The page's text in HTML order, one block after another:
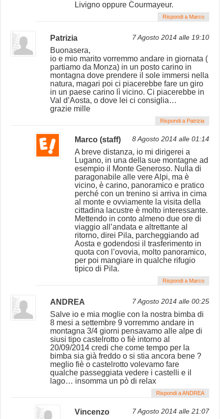
Livigno oppure Courmayeur.
Rispondi a Marco
Patrizia 7 Agosto 2014 alle 19:10
Buonasera,
io e mio marito vorremmo andare in giornata (
partiamo da Monza) in un posto carino in
montagna dove prendere il sole immersi nella
natura, magari poi ci piacerebbe fare un giro
in un paese carino lì vicino. Ci piacerebbe in
Val d’Aosta, o dove lei ci consiglia…
grazie mille
Rispondi a Patrizia
Marco (staff) 8 Agosto 2014 alle 01:14
A breve distanza, io mi dirigerei a
Lugano, in una della sue montagne ad
esempio il Monte Generoso. Nulla di
paragonabile alle vere Alpi, ma è
vicino, è carino, panoramico e pratico
perché con un trenino si arriva in cima
al monte e ovviamente la visita della
cittadina lacustre è molto interessante.
Mettendo in conto almeno due ore di
viaggio all’andata e altrettante al
ritorno, direi Pila, parcheggiando ad
Aosta e godendosi il trasferimento in
quota con l’ovovia, molto panoramico,
per poi mangiare in qualche rifugio
tipico di Pila.
Rispondi a Marco
ANDREA 7 Agosto 2014 alle 00:25
Salve io e mia moglie con la nostra bimba di
8 mesi a settembre 9 vorremmo andare in
montagna 3/4 giorni pensavamo alle alpe di
siusi tipo castelrotto o fiè intorno al
20/09/2014 credi che come tempo per la
bimba sia già freddo o si stia ancora bene ?
meglio fiè o castelrotto volevamo fare
qualche passeggiata vedere i castelli e il
lago… insomma un pò di relax
Rispondi a ANDREA
Vincenzo 7 Agosto 2014 alle 21:07